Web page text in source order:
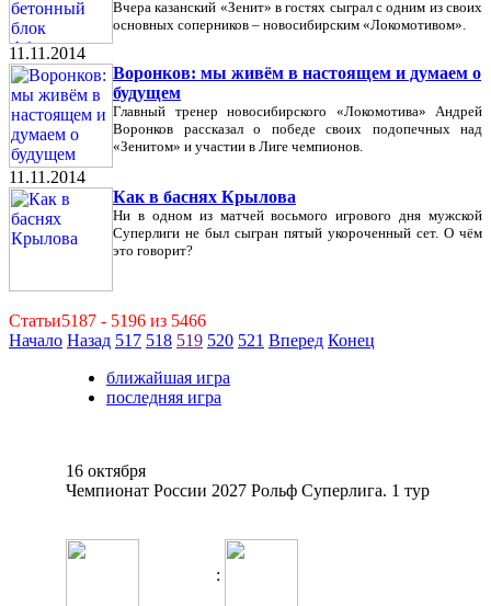
Вчера казанский «Зенит» в гостях сыграл с одним из своих
основных соперников – новосибирским «Локомотивом».
11.11.2014
Воронков: мы живём в настоящем и думаем о
будущем
Главный тренер новосибирского «Локомотива» Андрей
Воронков рассказал о победе своих подопечных над
«Зенитом» и участии в Лиге чемпионов.
11.11.2014
Как в баснях Крылова
Ни в одном из матчей восьмого игрового дня мужской
Суперлиги не был сыгран пятый укороченный сет. О чём
это говорит?
Статьи5187 - 5196 из 5466
Начало Назад 517 518 519 520 521 Вперед Конец
ближайшая игра
последняя игра
16 октября
Чемпионат России 2027 Рольф Суперлига. 1 тур
: